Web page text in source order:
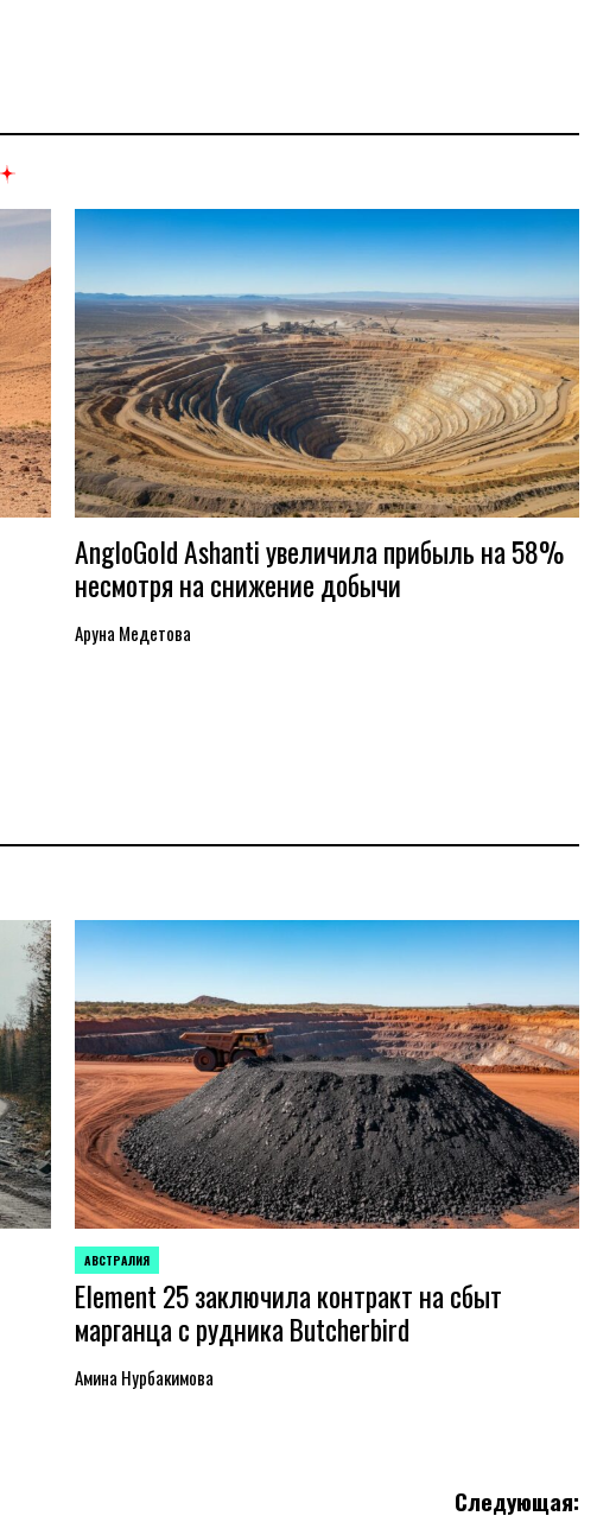
AngloGold Ashanti увеличила прибыль на 58%
несмотря на снижение добычи
Аруна Медетова
ОПУБЛИКОВАНО
В
АВСТРАЛИЯ
Element 25 заключила контракт на сбыт
марганца с рудника Butcherbird
Амина Нурбакимова
Следующая: